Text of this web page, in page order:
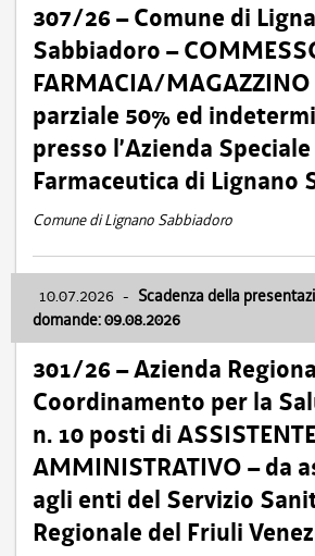
307/26 – Comune di
Sabbiadoro –
FARMACIA/
parziale 50% ed
presso l’Azienda Speciale
Farmaceutica di Lignano
Comune di Lignano Sabbiadoro
10.07.2026 - Scadenza della
domande: 09.08.2026
301/26 – Azienda
Coordinamento per la
n. 10 posti di
AMMINISTRATIVO – da
agli enti del Servizio
Regionale del Friuli